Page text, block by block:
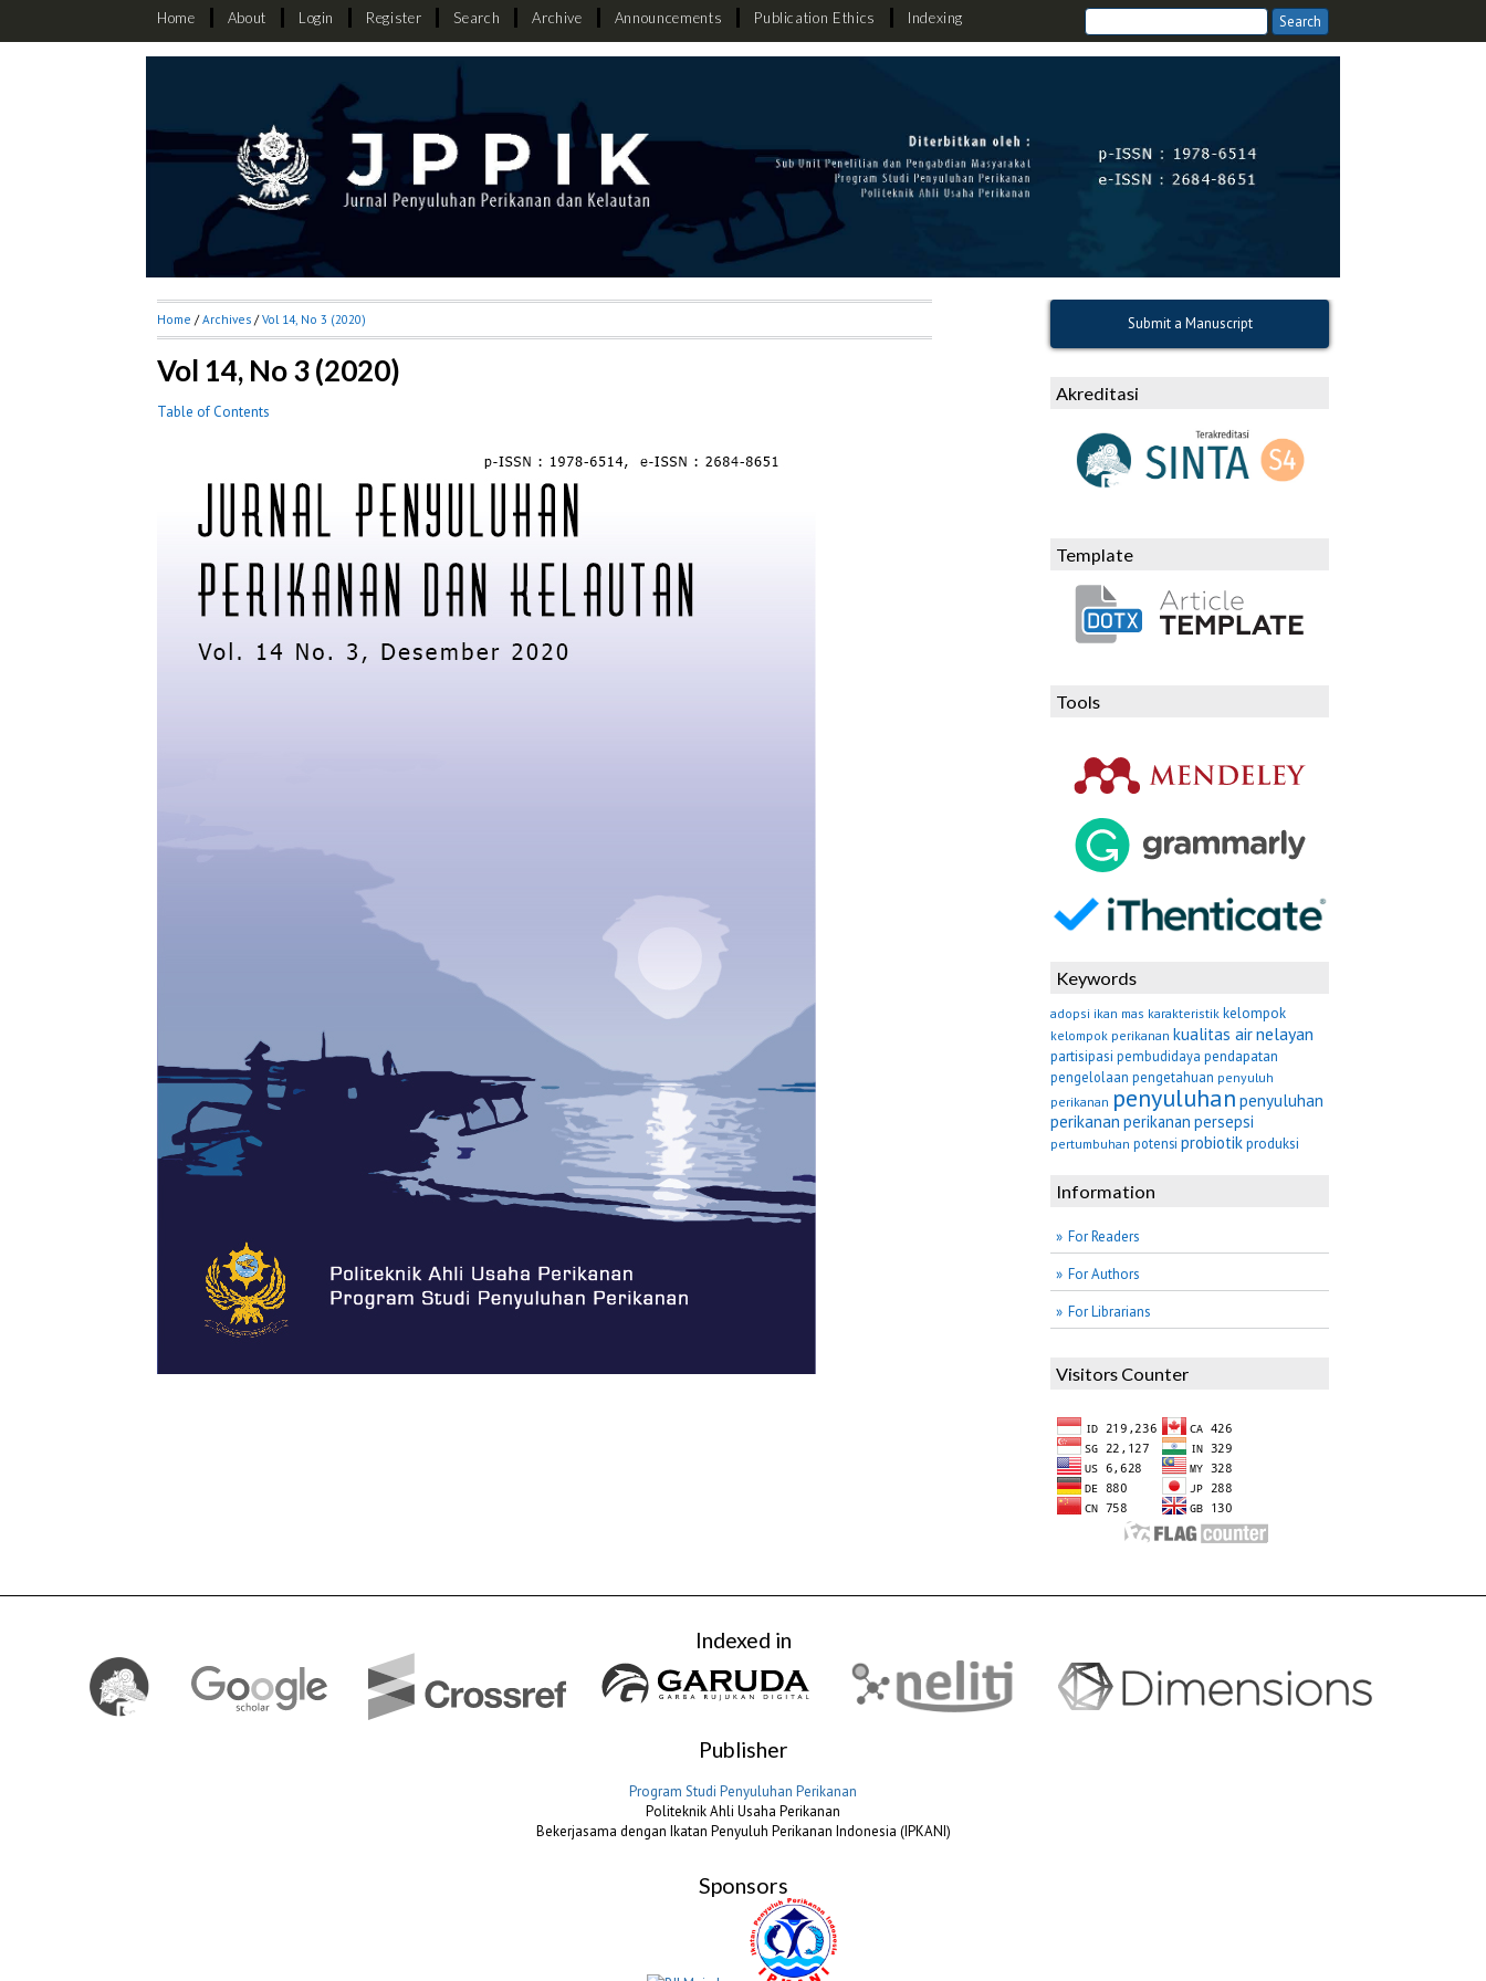
Home About Login Register Search Archive Announcements Publication Ethics Indexing
Submit a Manuscript
Akreditasi
Template
Tools
Keywords
adopsi ikan mas karakteristik kelompok
kelompok perikanan kualitas airnelayan
partisipasi pembudidaya pendapatan
pengelolaan pengetahuan penyuluh
perikanan penyuluhan penyuluhan
perikanan perikanan persepsi
pertumbuhan potensi probiotik produksi
Information
For Readers
For Authors
For Librarians
Visitors Counter
Home /Archives /Vol 14, No 3 (2020)
Vol 14, No 3 (2020)
Table of Contents
Indexed in
Publisher
Program Studi Penyuluhan Perikanan
Politeknik Ahli Usaha Perikanan
Bekerjasama dengan Ikatan Penyuluh Perikanan Indonesia (IPKANI)
Sponsors